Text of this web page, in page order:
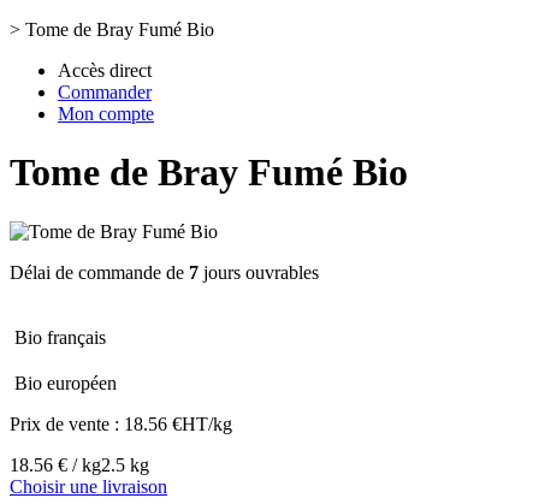
> Tome de Bray Fumé Bio
Accès direct
Commander
Mon compte
Tome de Bray Fumé Bio
Délai de commande de 7 jours ouvrables
Bio français
Bio européen
Prix de vente : 18.56 €HT/kg
18.56 € / kg2.5 kg
Choisir une livraison